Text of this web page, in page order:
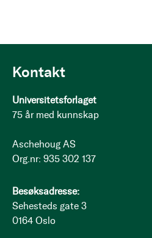
Kontakt
Universitetsforlaget
75 år med kunnskap
Aschehoug AS
Org.nr: 935 302 137
Besøksadresse:
Sehesteds gate 3
0164 Oslo